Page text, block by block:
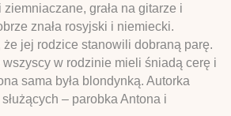
ziemniaczane, grała na gitarze i
znała rosyjski i niemiecki.
jej rodzice stanowili dobraną parę.
w rodzinie mieli śniadą cerę i
sama była blondynką. Autorka
– parobka Antona i